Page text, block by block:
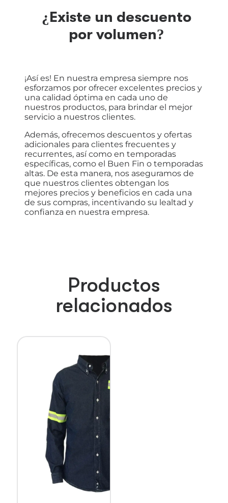
¿Existe un descuento
por volumen?
¡Así es! En nuestra empresa siempre nos
esforzamos por ofrecer excelentes precios y
una calidad óptima en cada uno de
nuestros productos, para brindar el mejor
servicio a nuestros clientes.
Además, ofrecemos descuentos y ofertas
adicionales para clientes frecuentes y
recurrentes, así como en temporadas
específicas, como el Buen Fin o temporadas
altas. De esta manera, nos aseguramos de
que nuestros clientes obtengan los
mejores precios y beneficios en cada una
de sus compras, incentivando su lealtad y
confianza en nuestra empresa.
Productos
relacionados